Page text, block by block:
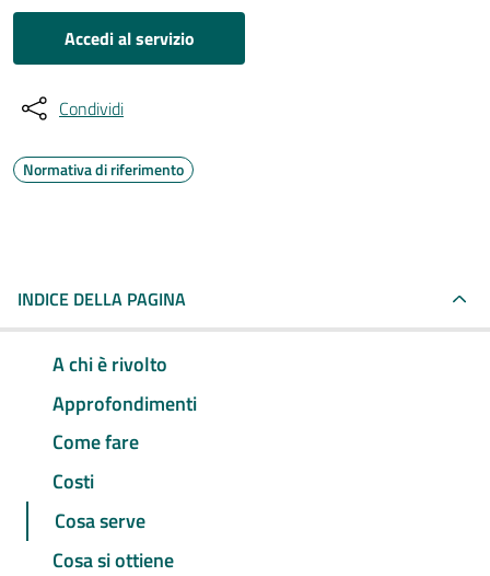
Accedi al servizio
Condividi
Normativa di riferimento
INDICE DELLA PAGINA
A chi è rivolto
Approfondimenti
Come fare
Costi
Cosa serve
Cosa si ottiene